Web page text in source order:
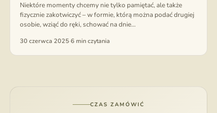
Niektóre momenty chcemy nie tylko pamiętać, ale także
fizycznie zakotwiczyć – w formie, którą można podać drugiej
osobie, wziąć do ręki, schować na dnie...
30 czerwca 2025·6 min czytania
CZAS ZAMÓWIĆ